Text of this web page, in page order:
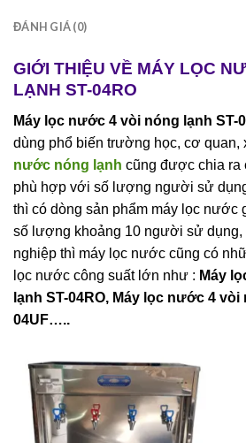
ĐÁNH GIÁ (0)
GIỚI THIỆU VỀ MÁY LỌC
LẠNH ST-04RO
Máy lọc nước 4 vòi nóng lạnh ST-
dùng phổ biến trường học, cơ
nước nóng lạnh cũng được chia ra
phù hợp với số lượng người sử
thì có dòng sản phẩm máy lọc nước
số lượng khoảng 10 người sử
nghiệp thì máy lọc nước cũng có
lọc nước công suất lớn như : Máy
lạnh ST-04RO, Máy lọc nước 4 vòi
04UF…..